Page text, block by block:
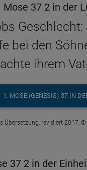
Mose 37 2 in der
bei den
ihrem
1. MOSE (GENESIS) 37 IN
Übersetzung, revidiert 2017,
37 2 in der